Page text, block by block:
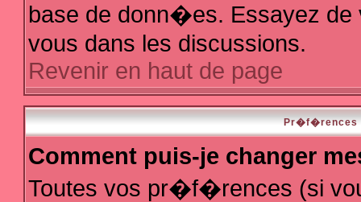
base de donn�es. Essayez de
vous dans les discussions.
Revenir en haut de page
Pr�f�rences
Comment puis-je changer
Toutes vos pr�f�rences (si